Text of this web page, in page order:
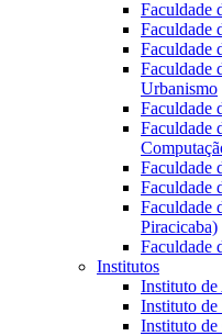
Faculdade
Faculdade
Faculdade
Faculdade
Urbanismo
Faculdade
Faculdade
Faculdade
Faculdade
Faculdade
Piracicaba)
Faculdade
Institutos
Instituto de
Instituto
Instituto de